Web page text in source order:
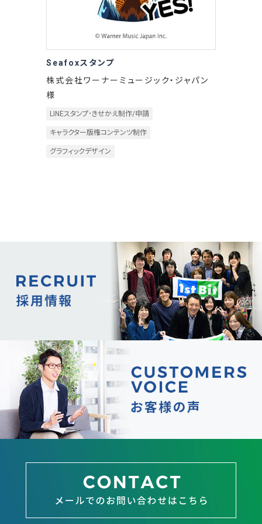
Seafoxスタンプ
株式会社ワーナーミュージック・ジャパン
様
LINEスタンプ･きせかえ制作/申請
キャラクター版権コンテンツ制作
グラフィックデザイン